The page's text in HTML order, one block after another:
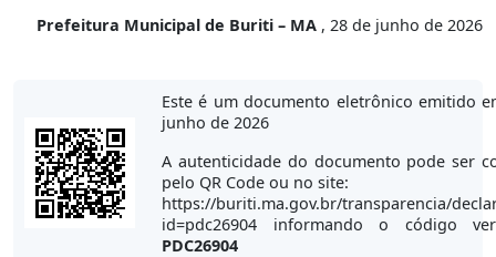
Prefeitura Municipal de Buriti – MA , 28 de junho de 2026
Este é um documento eletrônico emitido
junho de 2026
A autenticidade do documento pode ser
pelo QR Code ou no site:
https://buriti.ma.gov.br/transparencia/
id=pdc26904 informando o código
PDC26904